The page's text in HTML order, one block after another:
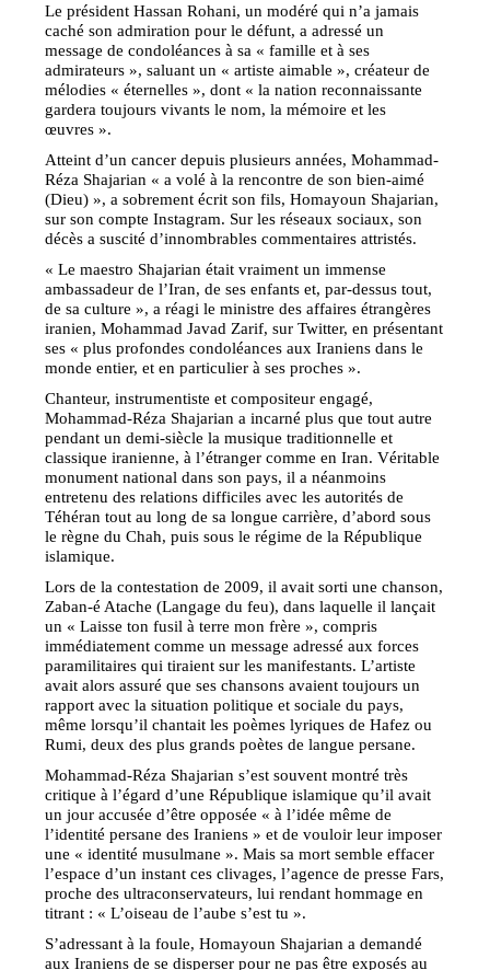
Le président Hassan Rohani, un modéré qui n’a jamais
caché son admiration pour le défunt, a adressé un
message de condoléances à sa « famille et à ses
admirateurs », saluant un « artiste aimable », créateur de
mélodies « éternelles », dont « la nation reconnaissante
gardera toujours vivants le nom, la mémoire et les
œuvres ».
Atteint d’un cancer depuis plusieurs années, Mohammad-
Réza Shajarian « a volé à la rencontre de son bien-aimé
(Dieu) », a sobrement écrit son fils, Homayoun Shajarian,
sur son compte Instagram. Sur les réseaux sociaux, son
décès a suscité d’innombrables commentaires attristés.
« Le maestro Shajarian était vraiment un immense
ambassadeur de l’Iran, de ses enfants et, par-dessus tout,
de sa culture », a réagi le ministre des affaires étrangères
iranien, Mohammad Javad Zarif, sur Twitter, en présentant
ses « plus profondes condoléances aux Iraniens dans le
monde entier, et en particulier à ses proches ».
Chanteur, instrumentiste et compositeur engagé,
Mohammad-Réza Shajarian a incarné plus que tout autre
pendant un demi-siècle la musique traditionnelle et
classique iranienne, à l’étranger comme en Iran. Véritable
monument national dans son pays, il a néanmoins
entretenu des relations difficiles avec les autorités de
Téhéran tout au long de sa longue carrière, d’abord sous
le règne du Chah, puis sous le régime de la République
islamique.
Lors de la contestation de 2009, il avait sorti une chanson,
Zaban-é Atache (Langage du feu), dans laquelle il lançait
un « Laisse ton fusil à terre mon frère », compris
immédiatement comme un message adressé aux forces
paramilitaires qui tiraient sur les manifestants. L’artiste
avait alors assuré que ses chansons avaient toujours un
rapport avec la situation politique et sociale du pays,
même lorsqu’il chantait les poèmes lyriques de Hafez ou
Rumi, deux des plus grands poètes de langue persane.
Mohammad-Réza Shajarian s’est souvent montré très
critique à l’égard d’une République islamique qu’il avait
un jour accusée d’être opposée « à l’idée même de
l’identité persane des Iraniens » et de vouloir leur imposer
une « identité musulmane ». Mais sa mort semble effacer
l’espace d’un instant ces clivages, l’agence de presse Fars,
proche des ultraconservateurs, lui rendant hommage en
titrant : « L’oiseau de l’aube s’est tu ».
S’adressant à la foule, Homayoun Shajarian a demandé
aux Iraniens de se disperser pour ne pas être exposés au